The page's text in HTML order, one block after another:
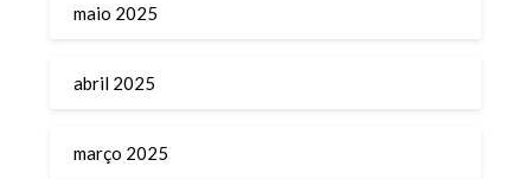
maio 2025
abril 2025
março 2025